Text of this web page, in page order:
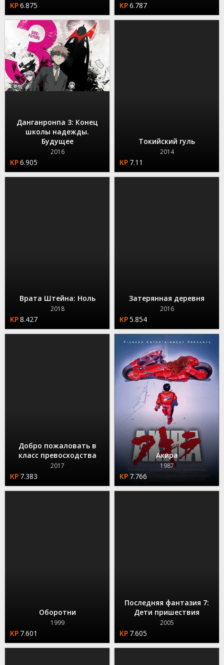
6.875 6.787
Данганронпа 3: Конец
школы надежды.
Будущее
2016
6.905
Токийский гуль
2014
7.11
Врата Штейна: Ноль
2018
8.427
Затерянная деревня
2016
5.854
Добро пожаловать в
класс превосходства
2017
7.383
Акира
1987
7.766
Оборотни
1999
7.601
Последняя фантазия 7:
Дети пришествия
2005
7.605